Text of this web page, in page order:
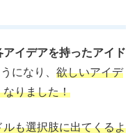
アイデアを持ったアイド
になり、 欲しいアイデ
なりました！
も選択肢に出てくるよ